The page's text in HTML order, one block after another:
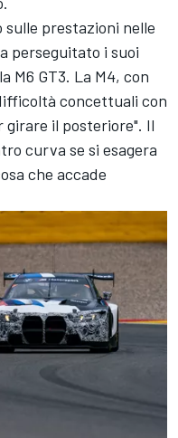
prestazioni nelle
perseguitato i suoi
M6 GT3. La M4, con
concettuali con
il posteriore". Il
curva se si esagera
che accade